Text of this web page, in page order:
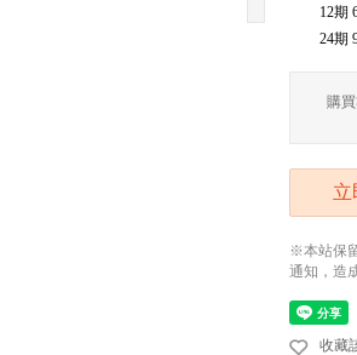
12期
24期
購
立
※本站保
通知，造
收藏